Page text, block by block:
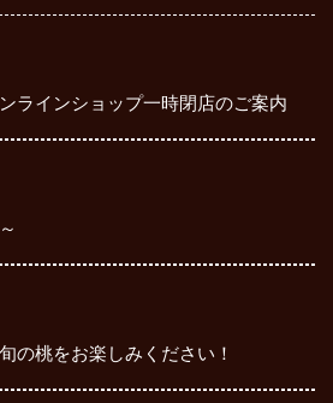
ラインショップ一時閉店のご案内
の桃をお楽しみください！